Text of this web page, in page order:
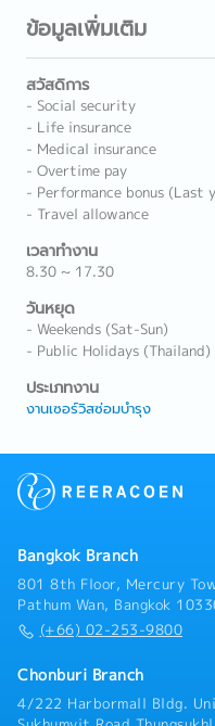
ข้อมูลเพิ่มเติม
สวัสดิการ
- Social security
- Life insurance
- Medical insurance
- Overtime pay
- Performance bonus (Last
- Travel allowance
เวลาทำงาน
8.30 ~ 17.30
วันหยุด
- Weekends (Sat-Sun)
- Public Holidays (Thailand)
ประเภทงาน
งานเซอร์วิสซ่อมบำรุง
Bangkok Branch
801 8th Floor, Mercury
Pathum Wan, Bangkok
(+66) 02-253-9800
Chonburi Branch
4/222 Harbormall Bldg.